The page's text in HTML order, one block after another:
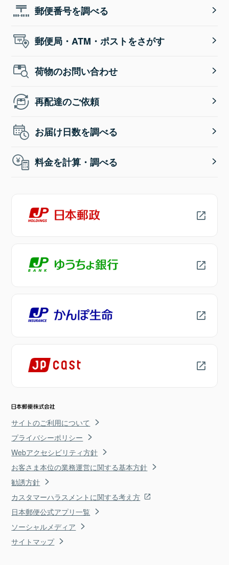
郵便番号を調べる
郵便局・ATM・ポストをさがす
荷物のお問い合わせ
再配達のご依頼
お届け日数を調べる
料金を計算・調べる
サイトのご利用について
プライバシーポリシー
Webアクセシビリティ方針
お客さま本位の業務運営に関する基本方針
勧誘方針
カスタマーハラスメントに関する考え方
日本郵便公式アプリ一覧
ソーシャルメディア
サイトマップ